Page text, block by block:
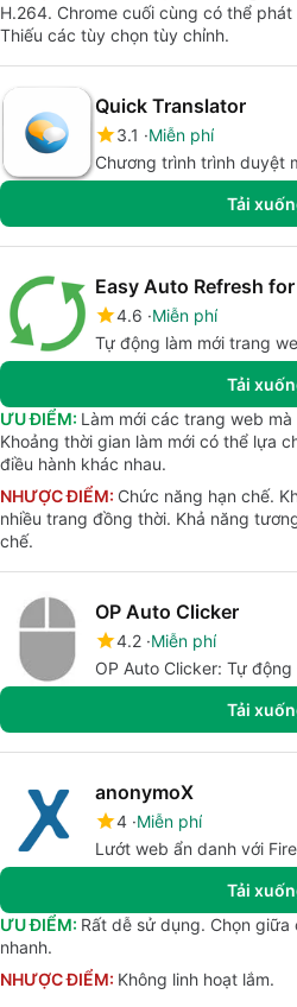
H.264. Chrome cuối cùng có thể
Thiếu các tùy chọn tùy chỉnh.
Quick Translator
3.1
Miễn phí
Chương trình trình duyệt
Tải
Easy Auto Refresh
4.6 Miễn phí
Tự động làm mới trang
Tải
ƯU ĐIỂM: Làm mới các trang web
Khoảng thời gian làm mới có thể lựa
điều hành khác nhau.
NHƯỢC ĐIỂM: Chức năng hạn chế.
nhiều trang đồng thời. Khả năng
chế.
OP Auto Clicker
4.2 Miễn phí
OP Auto Clicker: Tự
Tải
anonymoX
4 Miễn phí
Lướt web ẩn danh với
Tải
ƯU ĐIỂM: Rất dễ sử dụng. Chọn
nhanh.
NHƯỢC ĐIỂM: Không linh hoạt lắm.